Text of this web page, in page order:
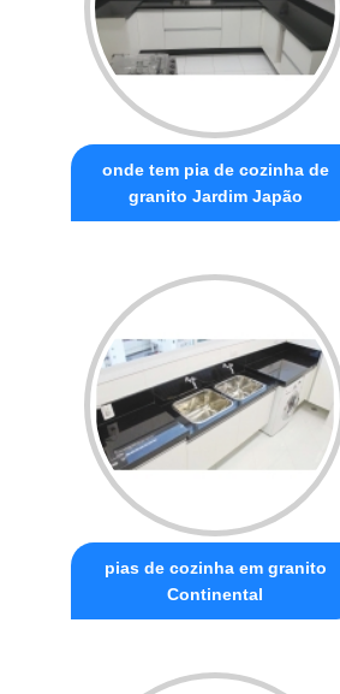
onde tem pia de cozinha de
granito Jardim Japão
pias de cozinha em granito
Continental